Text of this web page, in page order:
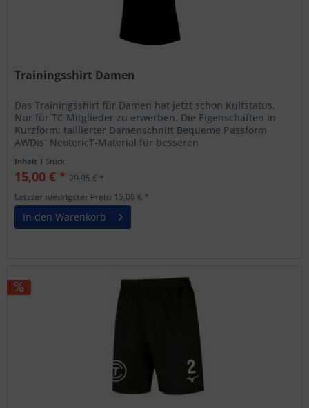
Trainingsshirt Damen
Das Trainingsshirt für Damen hat jetzt schon Kultstatus.
Nur für TC Mitglieder zu erwerben. Die Eigenschaften in
Kurzform: taillierter Damenschnitt Bequeme Passform
AWDis` NeotericT-Material für besseren
Inhalt 1 Stück
15,00 € * 29,95 € *
Letzter niedrigster Preis: 15,00 € *
In den Warenkorb